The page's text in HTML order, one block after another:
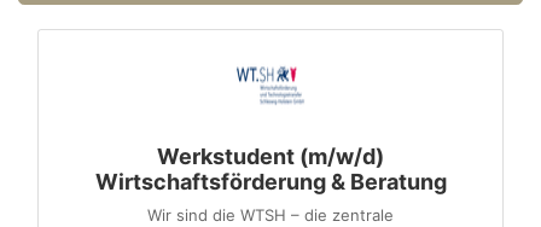
Werkstudent (m/w/d)
Wirtschaftsförderung & Beratung
Wir sind die WTSH – die zentrale